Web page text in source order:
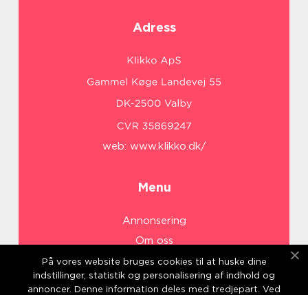
Adress
web: www.klikko.dk/
Menu
Annonsering
Om oss
Cookies
Kontakta oss
På vores website bruges cookies til at huske dine
indstillinger, statistik og personalisering af indhold og
annoncer. Denne information deles med tredjepart. Ved